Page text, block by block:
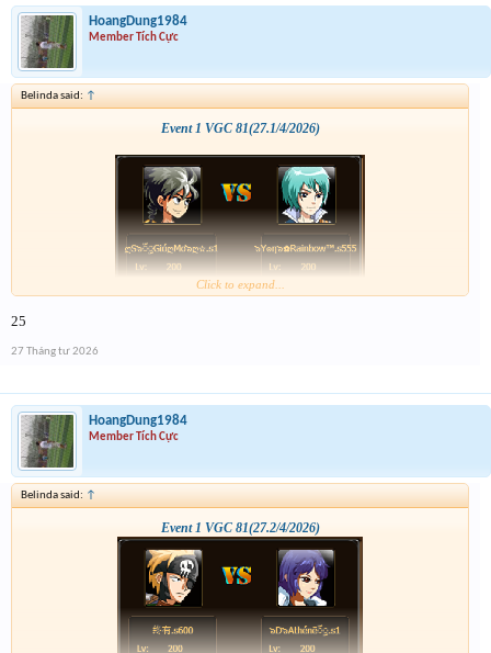
HoangDung1984
Member Tích Cực
Belinda said: ↑
Event 1 VGC 81(27.1/4/2026)
Click to expand...
25
27 Tháng tư 2026
HoangDung1984
Member Tích Cực
Belinda said: ↑
Event 1 VGC 81(27.2/4/2026)